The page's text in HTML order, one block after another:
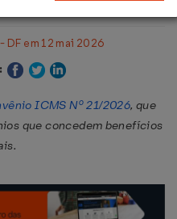
DF em 12 mai 2026
ICMS Nº 21/2026, que
que concedem benefícios